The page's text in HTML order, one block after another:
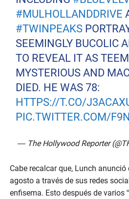
#MULHOLLANDDRIVE
#TWINPEAKS
SEEMINGLY BUCOLIC
TO REVEAL IT AS
MYSTERIOUS AND
DIED. HE WAS 78:
HTTPS://T.CO/
PIC.TWITTER.COM/
— The Hollywood Reporter
Cabe recalcar que, Lunch
agosto a través de sus redes
enfisema. Esto después de varios